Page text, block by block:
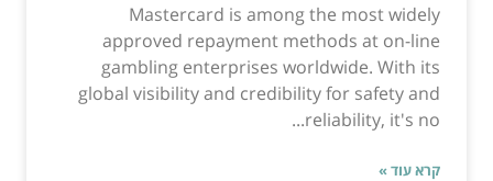
Mastercard is among the most widely
approved repayment methods at on-line
gambling enterprises worldwide. With its
global visibility and credibility for safety and
reliability, it's no...
קרא עוד »